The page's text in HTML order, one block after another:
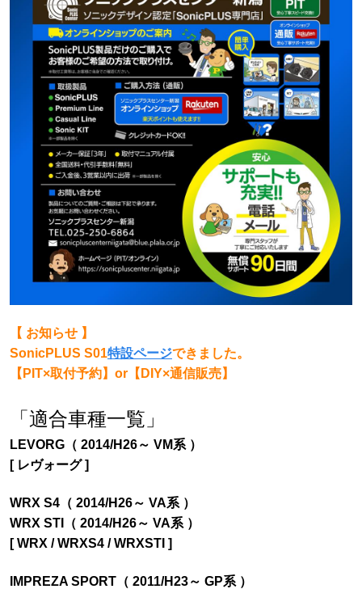
【 お知らせ 】
SonicPLUS S01特設ページできました。
【PIT×取付予約】or【DIY×通信販売】
「適合車種一覧」
LEVORG（ 2014/H26～ VM系 ）
[ レヴォーグ ]
WRX S4（ 2014/H26～ VA系 ）
WRX STI（ 2014/H26～ VA系 ）
[ WRX / WRXS4 / WRXSTI ]
IMPREZA SPORT（ 2011/H23～ GP系 ）